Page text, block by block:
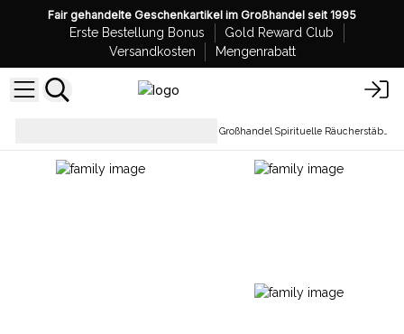
Fair gehandelte Geschenkartikel im Großhandel seit 1995
Erste Bestellung Bonus
Gold Reward Club
Versandkosten
Mengenrabatt
Großhandel Spirituelle Räucherstäbchen und Keramikhalter